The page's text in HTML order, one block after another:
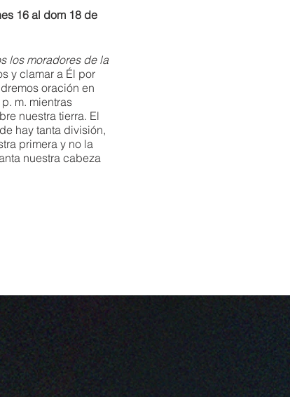
16 al dom 18 de
los moradores de la
y clamar a Él por
oración en
m. mientras
nuestra tierra. El
hay tanta división,
primera y no la
nuestra cabeza